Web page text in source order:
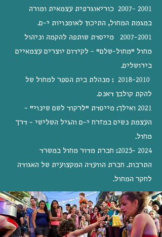
2001 –2007 כוריאוגרפית עצמאית ומורה
במגמת המחול, התיכון לאומנויות י-ם.
2001–2007 מייסדת שותפה להקמה וניהול
מחול "מחול-שלם" - לקידום יוצרים עצמאיים
בירושלים.
2010–2018 : מנהלת בית הספר למחול של
להקת קולבן דאנס.
2021 ואילך: מייסדת "לרקוד לשם שינוי" -
העצמת נשים במזרח י-ם והגיל השלישי - דרך
מחול.
2024 -2025
: חברת מדור מחול במשרד
התרבות. חברת הוועדה המקצועית של האגודה
לחקר המחול.